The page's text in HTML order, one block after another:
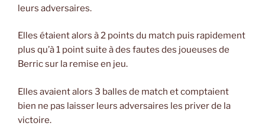
leurs adversaires.
Elles étaient alors à 2 points du match puis rapidement
plus qu’à 1 point suite à des fautes des joueuses de
Berric sur la remise en jeu.
Elles avaient alors 3 balles de match et comptaient
bien ne pas laisser leurs adversaires les priver de la
victoire.